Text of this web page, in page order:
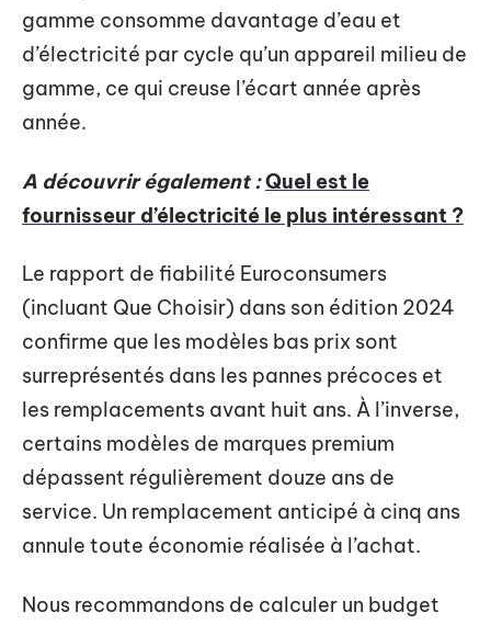
gamme consomme davantage d’eau et
d’électricité par cycle qu’un appareil milieu de
gamme, ce qui creuse l’écart année après
année.
A découvrir également :Quel est le
fournisseur d’électricité le plus intéressant ?
Le rapport de fiabilité Euroconsumers
(incluant Que Choisir) dans son édition 2024
confirme que les modèles bas prix sont
surreprésentés dans les pannes précoces et
les remplacements avant huit ans. À l’inverse,
certains modèles de marques premium
dépassent régulièrement douze ans de
service. Un remplacement anticipé à cinq ans
annule toute économie réalisée à l’achat.
Nous recommandons de calculer un budget